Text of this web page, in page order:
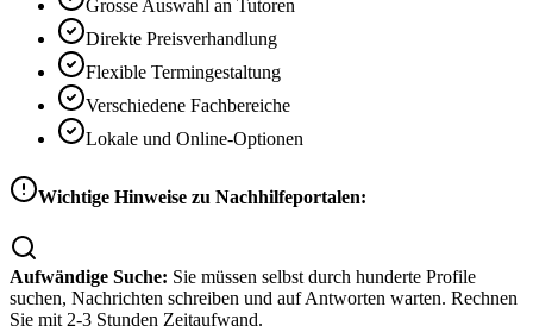
Grosse Auswahl an Tutoren
Direkte Preisverhandlung
Flexible Termingestaltung
Verschiedene Fachbereiche
Lokale und Online-Optionen
Wichtige Hinweise zu Nachhilfeportalen:
Aufwändige Suche: Sie müssen selbst durch hunderte Profile
suchen, Nachrichten schreiben und auf Antworten warten. Rechnen
Sie mit 2-3 Stunden Zeitaufwand.